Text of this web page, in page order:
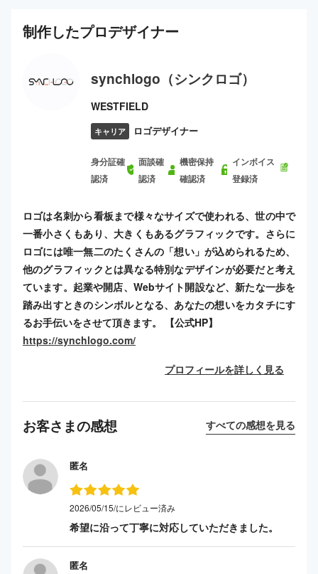
制作したプロデザイナー
synchlogo（シンクロゴ）
WESTFIELD
キャリア ロゴデザイナー
身分証確
認済
面談確
認済
機密保持
確認済
インボイス
登録済
ロゴは名刺から看板まで様々なサイズで使われる、世の中で
一番小さくもあり、大きくもあるグラフィックです。さらに
ロゴには唯一無二のたくさんの「想い」が込められるため、
他のグラフィックとは異なる特別なデザインが必要だと考え
ています。起業や開店、Webサイト開設など、新たな一歩を
踏み出すときのシンボルとなる、あなたの想いをカタチにす
るお手伝いをさせて頂きます。 【公式HP】
https://synchlogo.com/
プロフィールを詳しく見る
お客さまの感想 すべての感想を見る
匿名
2026/05/15/にレビュー済み
希望に沿って丁寧に対応していただきました。
匿名